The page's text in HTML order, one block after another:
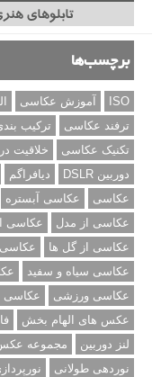
برچسب‌ها
ISO آموزش عکاسی
ترفند عکاسی
ترکیب
تکنیک عکاسی
خلاقیت
دوربین DSLR
دیافراگم
عکاسی
عکاسی آبستره
عکاسی از مدل
عکاسی
عکاسی از گل ها
عکاسی
عکاسی سیاه و سفید
عکاسی ورزشی
عکاسی
عکس های الهام بخش
لنز دوربین
مجموعه
نوردهی طولانی